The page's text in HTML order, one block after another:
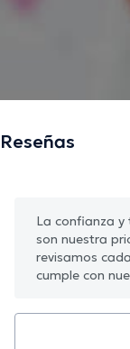
Reseñas
La confianza y
son nuestra
revisamos
cumple con